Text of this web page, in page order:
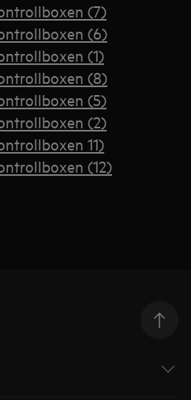
(7)
(6)
(1)
(8)
(5)
(2)
11)
(12)